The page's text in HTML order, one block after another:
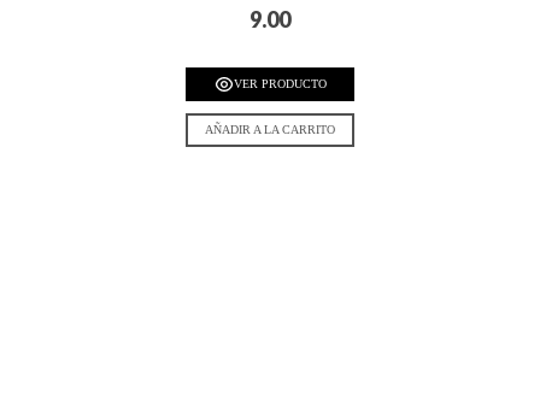
9.00
VER PRODUCTO
AÑADIR A LA CARRITO